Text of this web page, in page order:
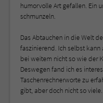
humorvolle Art gefallen. Ein
schmunzeln.
Das Abtauchen in die Welt
faszinierend. Ich selbst
bei weitem nicht so wie der
Deswegen fand ich es
Taschenrechnerworte zu
gibt, aber doch nicht so viele.